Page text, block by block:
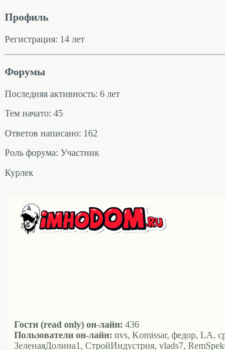
Профиль
Регистрация: 14 лет
Форумы
Последняя активность: 6 лет
Тем начато: 45
Ответов написано: 162
Роль форума: Участник
Курлек
Гости (read only) он-лайн: 436
Пользователи он-лайн: nvs, Komissar, федор, LA,
ЗеленаяДолина1, СтройИндустрия, vlads7,